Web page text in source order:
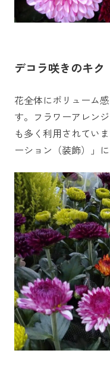
デコラ咲きのキク
花全体にボリューム
す。フラワーアレン
も多く利用されてい
ーション（装飾）」